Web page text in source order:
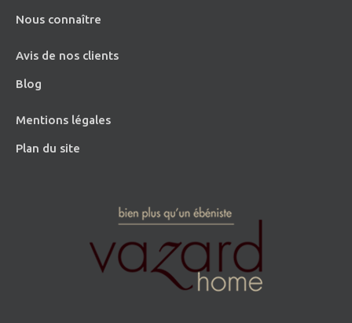
Nous connaître
Avis de nos clients
Blog
Mentions légales
Plan du site